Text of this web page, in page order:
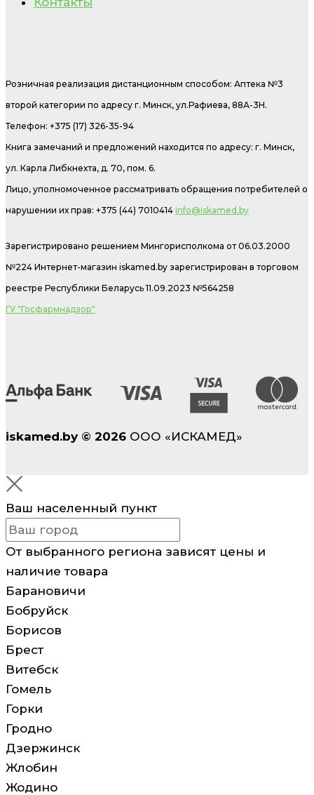
Розничная реализация дистанционным способом: Аптека №3
второй категории по адресу г. Минск, ул.Рафиева, 88А-3Н.
Телефон: +375 (17) 326-35-94
Книга замечаний и предложений находится по адресу: г. Минск,
ул. Карла Либкнехта, д. 70, пом. 6.
Лицо, уполномоченное рассматривать обращения потребителей о
нарушении их прав: +375 (44) 7010414 info@iskamed.by
Зарегистрировано решением Мингорисполкома от 06.03.2000
№224 Интернет-магазин iskamed.by зарегистрирован в торговом
реестре Республики Беларусь 11.09.2023 №564258
ГУ "Госфармнадзор"
iskamed.by © 2026 ООО «ИСКАМЕД»
Ваш населенный пункт
От выбранного региона зависят цены и
наличие товара
Барановичи
Бобруйск
Борисов
Брест
Витебск
Гомель
Горки
Гродно
Дзержинск
Жлобин
Жодино